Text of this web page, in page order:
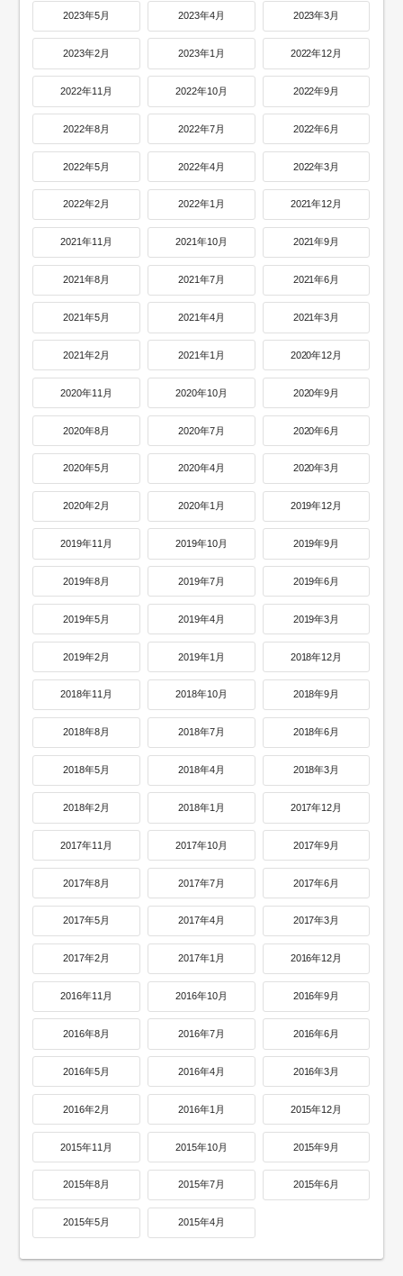
2023年5月 2023年4月 2023年3月
2023年2月 2023年1月 2022年12月
2022年11月 2022年10月 2022年9月
2022年8月 2022年7月 2022年6月
2022年5月 2022年4月 2022年3月
2022年2月 2022年1月 2021年12月
2021年11月 2021年10月 2021年9月
2021年8月 2021年7月 2021年6月
2021年5月 2021年4月 2021年3月
2021年2月 2021年1月 2020年12月
2020年11月 2020年10月 2020年9月
2020年8月 2020年7月 2020年6月
2020年5月 2020年4月 2020年3月
2020年2月 2020年1月 2019年12月
2019年11月 2019年10月 2019年9月
2019年8月 2019年7月 2019年6月
2019年5月 2019年4月 2019年3月
2019年2月 2019年1月 2018年12月
2018年11月 2018年10月 2018年9月
2018年8月 2018年7月 2018年6月
2018年5月 2018年4月 2018年3月
2018年2月 2018年1月 2017年12月
2017年11月 2017年10月 2017年9月
2017年8月 2017年7月 2017年6月
2017年5月 2017年4月 2017年3月
2017年2月 2017年1月 2016年12月
2016年11月 2016年10月 2016年9月
2016年8月 2016年7月 2016年6月
2016年5月 2016年4月 2016年3月
2016年2月 2016年1月 2015年12月
2015年11月 2015年10月 2015年9月
2015年8月 2015年7月 2015年6月
2015年5月 2015年4月